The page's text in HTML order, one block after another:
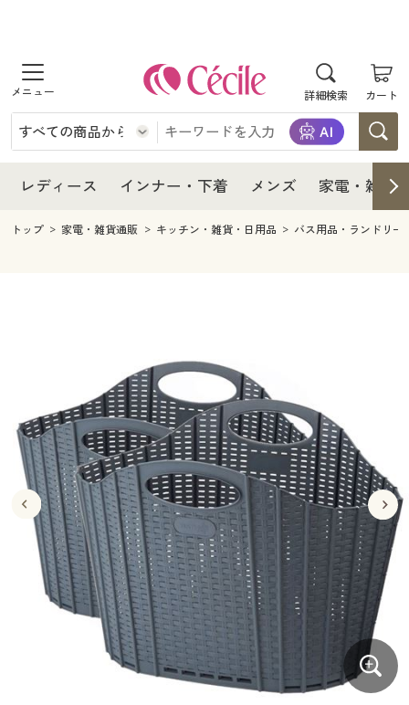
詳細検索 カート
商品を探す
レディース
レディースファッション
インナー・下着
インナー・下着通販すべて
ジュニア・ティーンズ下着
メンズ
キッチン・雑貨・日用品
寝具・インテリア・家具通販すべて
家具・収納
寝具・ベッド
カーテン・ラグ・ファブリック
美容・健康通販すべて
美容・健康・サプリメント
制服・スクール
制服・スクールすべて
制服・学生服
ジュニア・ティーンズ下着
大きいサイズ
大きいサイズ通販すべて
大きいサイズ レディース服
大きいサイズ レディース下着
バーゲン
バーゲンセール
シークレットセール
詳細検索
商品カテゴリ一覧
レディース インナー・下着 メンズ 家電・雑貨
レディース
レディース通販すべて
レディースファッション
インナー・下着
インナー・下着通販すべて
メンズ
キッチン・雑貨・日用品
寝具・ベッド
カーテン・ラグ・ファブリック
美容・健康通販すべて
美容・健康・サプリメント
制服・スクールすべて
制服・学生服
ジュニア・ティーンズ下着
大きいサイズ
大きいサイズ通販すべて
大きいサイズ レディース服
大きいサイズ レディース下着
大きいサイズ メンズ
大きいサイズ 事務・制服
バーゲン
バーゲンセール
シークレットセール
詳細検索
商品カテゴリ一覧
カタログ
カタログ・チラシからのご注文
トップ 家電・雑貨通販 キッチン・雑貨・日用品 バス用品・ランドリー